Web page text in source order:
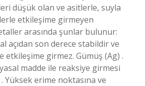
düşük olan ve asitlerle, suyla
etkileşime girmeyen
arasında şunlar bulunur:
açıdan son derece stabildir ve
etkileşime girmez. Gümüş (Ag) .
madde ile reaksiye girmesi
Yüksek erime noktasına ve